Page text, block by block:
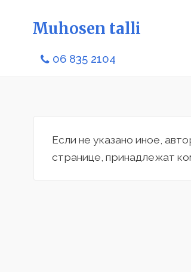
Muhosen talli
06 835 2104
Если не указано иное,
странице, принадлежат